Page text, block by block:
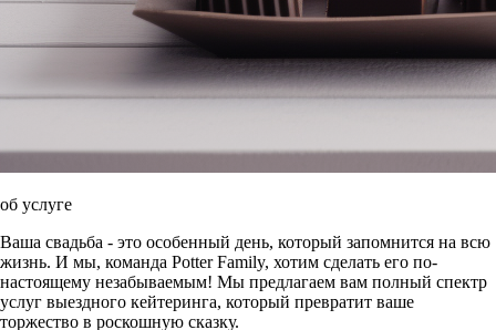
об услуге
Ваша свадьба - это особенный день, который запомнится на всю
жизнь. И мы, команда Potter Family, хотим сделать его по-
настоящему незабываемым! Мы предлагаем вам полный спектр
услуг выездного кейтеринга, который превратит ваше
торжество в роскошную сказку.